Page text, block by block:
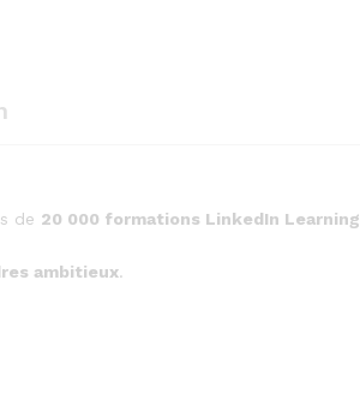
de 20 000 formations LinkedIn Learning
ambitieux.